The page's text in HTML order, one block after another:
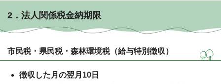
2．法人関係税金納期限
市民税・県民税・森林環境税（給与特別徴収）
徴収した月の翌月10日